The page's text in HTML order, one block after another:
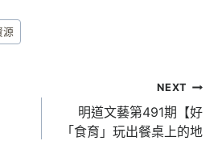
源
NEXT
明道文藝第491期【好
「食育」玩出餐桌上的地